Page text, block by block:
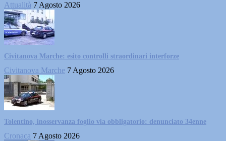
Attualità 7 Agosto 2026
Civitanova Marche: esito controlli straordinari interforze
Civitanova Marche 7 Agosto 2026
Tolentino, inosservanza foglio via obbligatorio: denunciato 34enne
Cronaca 7 Agosto 2026